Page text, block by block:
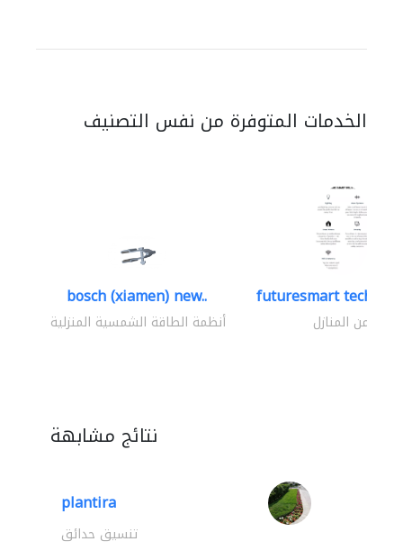
الخدمات المتوفرة من نفس التصنيف
bosch (xiamen) new..
أنظمة الطاقة الشمسية المنزلية
futuresmart
أمن المنازل
نتائج مشابهة
plantira
تنسيق حدائق